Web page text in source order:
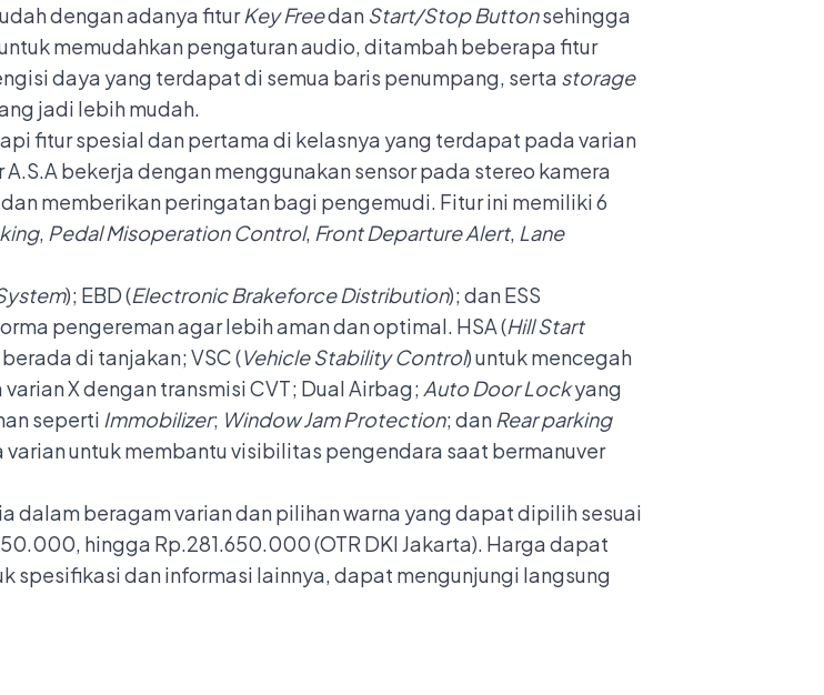
dengan adanya fiturKey Freedan Start/Stop Buttonsehingga
memudahkan pengaturan audio, ditambah beberapa fitur
daya yang terdapat di semua baris penumpang, serta storage
jadi lebih mudah.
fitur spesial dan pertama di kelasnya yang terdapat pada varian
A.S.A bekerja dengan menggunakan sensor pada stereo kamera
memberikan peringatan bagi pengemudi. Fitur ini memiliki 6
, Pedal Misoperation Control, Front Departure Alert, Lane
); EBD (Electronic Brakeforce Distribution); dan ESS
pengereman agar lebih aman dan optimal. HSA (Hill Start
di tanjakan; VSC (Vehicle Stability Control) untuk mencegah
X dengan transmisi CVT; Dual Airbag; Auto Door Lockyang
seperti Immobilizer; Window Jam Protection; dan Rear parking
untuk membantu visibilitas pengendara saat bermanuver
dalam beragam varian dan pilihan warna yang dapat dipilih sesuai
hingga Rp.281.650.000 (OTR DKI Jakarta). Harga dapat
spesifikasi dan informasi lainnya, dapat mengunjungi langsung